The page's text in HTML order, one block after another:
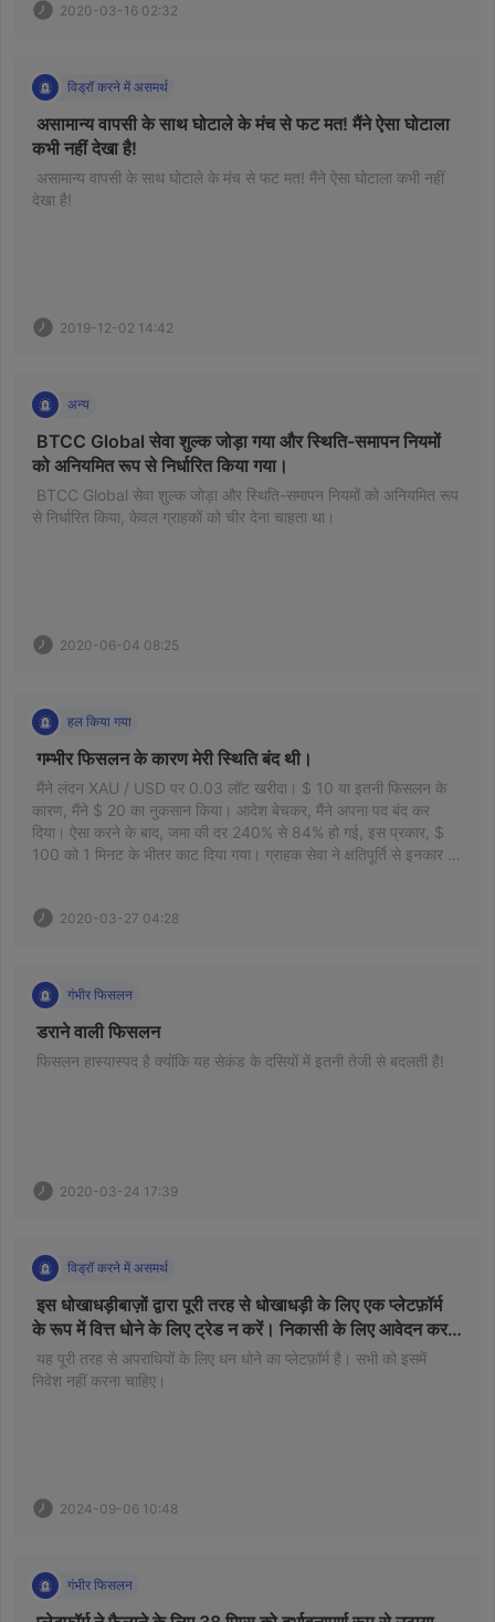
2020-03-16 02:32
विड्रॉ करने में असमर्थ
असामान्य वापसी के साथ घोटाले के मंच से फट मत! मैंने ऐसा घोटाला
असामान्य वापसी के साथ घोटाले के मंच से फट मत! मैंने ऐसा घोटाला कभी नहीं
2019-12-02 14:42
अन्य
BTCC Global सेवा शुल्क जोड़ा गया और स्थिति-समापन नियमों
BTCC Global सेवा शुल्क जोड़ा और स्थिति-समापन नियमों को अनियमित रूप
2020-06-04 08:25
हल किया गया
मैंने लंदन XAU / USD पर 0.03 लॉट खरीदा। $ 10 या इतनी फिसलन के
कारण, मैंने $ 20 का नुकसान किया। आदेश बेचकर, मैंने अपना पद बंद कर
दिया। ऐसा करने के बाद, जमा की दर 240% से 84% हो गई, इस प्रकार, $
100 को 1 मिनट के भीतर काट दिया गया। ग्राहक सेवा ने क्षतिपूर्ति से इनकार
2020-03-27 04:28
गंभीर फिसलन
डराने वाली फिसलन
2020-03-24 17:39
विड्रॉ करने में असमर्थ
इस धोखाधड़ीबाज़ों द्वारा पूरी तरह से धोखाधड़ी के लिए एक प्लेटफ़ॉर्म
के रूप में वित्त धोने के लिए ट्रेड न करें। निकासी के लिए आवेदन करने
के बाद, आपके बैंक कार्ड को बंद कर दिया जाएगा और आप कोई भी पैसा
यह पूरी तरह से अपराधियों के लिए धन धोने का प्लेटफ़ॉर्म है। सभी को इसमें
निवेश नहीं करना चाहिए।
2024-09-06 10:48
गंभीर फिसलन